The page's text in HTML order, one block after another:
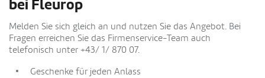
bei Fleurop
Melden Sie sich gleich an und nutzen Sie das Angebot. Bei
Fragen erreichen Sie das Firmenservice-Team auch
telefonisch unter +43/ 1/ 870 07.
Geschenke für jeden Anlass